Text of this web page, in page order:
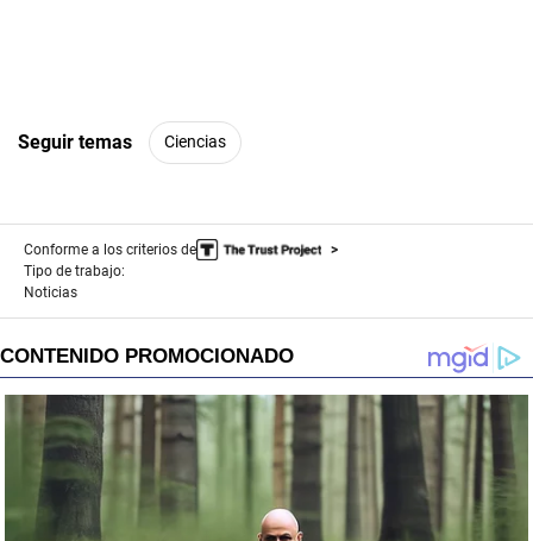
Seguir temas Ciencias
Conforme a los criterios de
Tipo de trabajo:
Noticias